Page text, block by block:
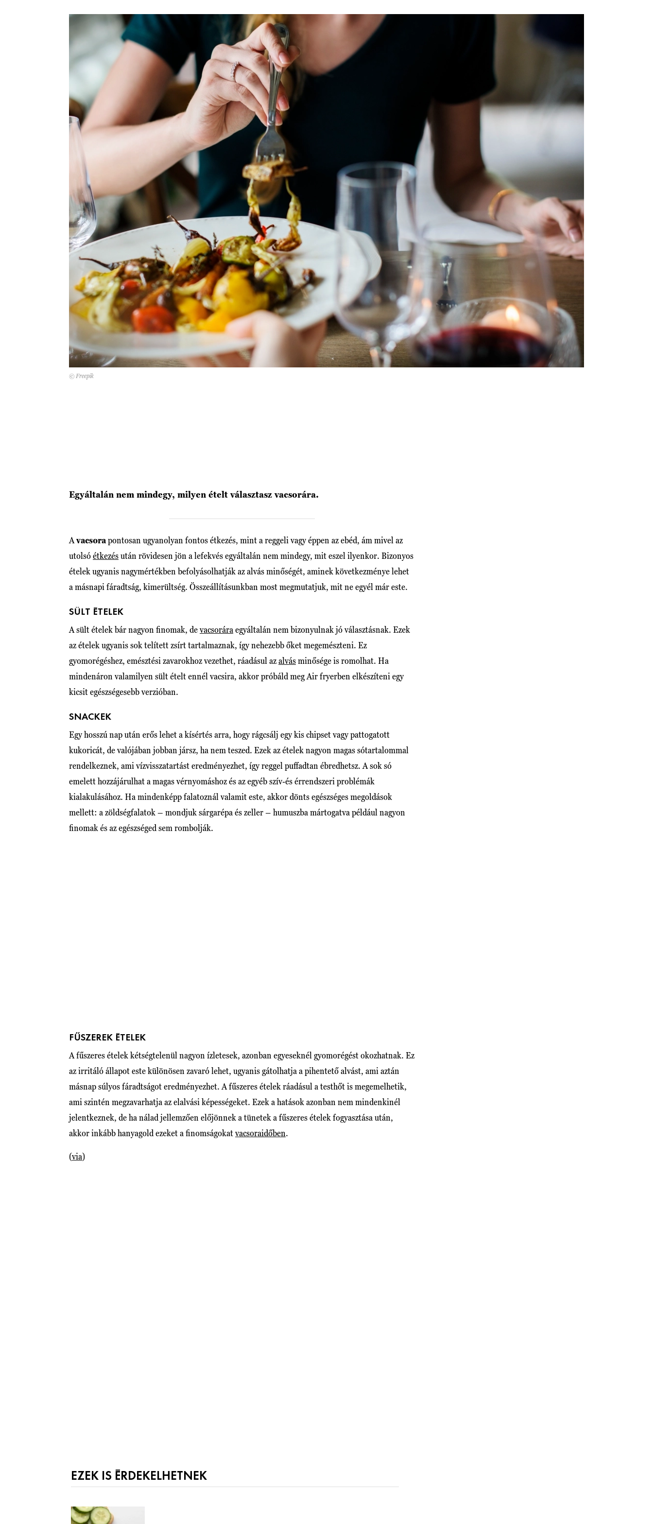
© Freepik
Egyáltalán nem mindegy, milyen ételt választasz vacsorára.
Avacsorapontosan ugyanolyan fontos étkezés, mint a reggeli vagy éppen az ebéd, ám mivel az
utolsóétkezésután rövidesen jön a lefekvés egyáltalán nem mindegy, mit eszel ilyenkor. Bizonyos
ételek ugyanis nagymértékben befolyásolhatják az alvás minőségét, aminek következménye lehet
a másnapi fáradtság, kimerültség. Összeállításunkban most megmutatjuk, mit ne egyél már este.
SÜLT ÉTELEK
A sült ételek bár nagyon finomak, devacsorára egyáltalán nem bizonyulnak jó választásnak. Ezek
az ételek ugyanis sok telített zsírt tartalmaznak, így nehezebb őket megemészteni. Ez
gyomorégéshez, emésztési zavarokhoz vezethet, ráadásul azalvásminősége is romolhat. Ha
mindenáron valamilyen sült ételt ennél vacsira, akkor próbáld meg Air fryerben elkészíteni egy
kicsit egészségesebb verzióban.
SNACKEK
Egy hosszú nap után erős lehet a kísértés arra, hogy rágcsálj egy kis chipset vagy pattogatott
kukoricát, de valójában jobban jársz, ha nem teszed. Ezek az ételek nagyon magas sótartalommal
rendelkeznek, ami vízvisszatartást eredményezhet, így reggel puffadtan ébredhetsz. A sok só
emelett hozzájárulhat a magas vérnyomáshoz és az egyéb szív-és érrendszeri problémák
kialakulásához. Ha mindenképp falatoznál valamit este, akkor dönts egészséges megoldások
mellett: a zöldségfalatok – mondjuk sárgarépa és zeller – humuszba mártogatva például nagyon
finomak és az egészséged sem rombolják.
FŰSZEREK ÉTELEK
A fűszeres ételek kétségtelenül nagyon ízletesek, azonban egyeseknél gyomorégést okozhatnak. Ez
az irritáló állapot este különösen zavaró lehet, ugyanis gátolhatja a pihentető alvást, ami aztán
másnap súlyos fáradtságot eredményezhet. A fűszeres ételek ráadásul a testhőt is megemelhetik,
ami szintén megzavarhatja az elalvási képességeket. Ezek a hatások azonban nem mindenkinél
jelentkeznek, de ha nálad jellemzően előjönnek a tünetek a fűszeres ételek fogyasztása után,
akkor inkább hanyagold ezeket a finomságokatvacsoraidőben.
(via)
EZEK IS ÉRDEKELHETNEK